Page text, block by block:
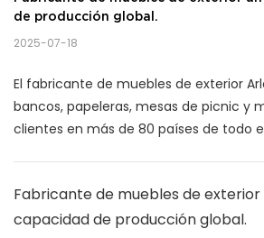
de producción global.
2025-07-18
El fabricante de muebles de exterior
bancos, papeleras, mesas de picnic y
clientes en más de 80 países de todo
Fabricante de muebles de
capacidad de producción global.